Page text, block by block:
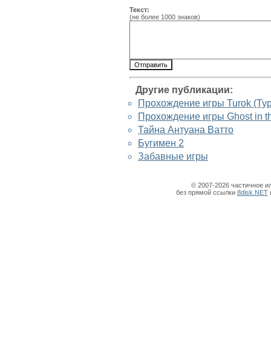
Текст:
(не более 1000 знаков)
Другие публикации:
Прохождение игры Turok
Прохождение игры Ghost in
Тайна Антуана Ватто
Бугимен 2
Забавные игры
© 2007-2026 частичное
без прямой ссылки 8disk.NET